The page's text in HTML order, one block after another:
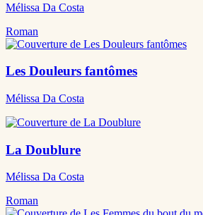
Mélissa Da Costa
Roman
Les Douleurs fantômes
Mélissa Da Costa
La Doublure
Mélissa Da Costa
Roman